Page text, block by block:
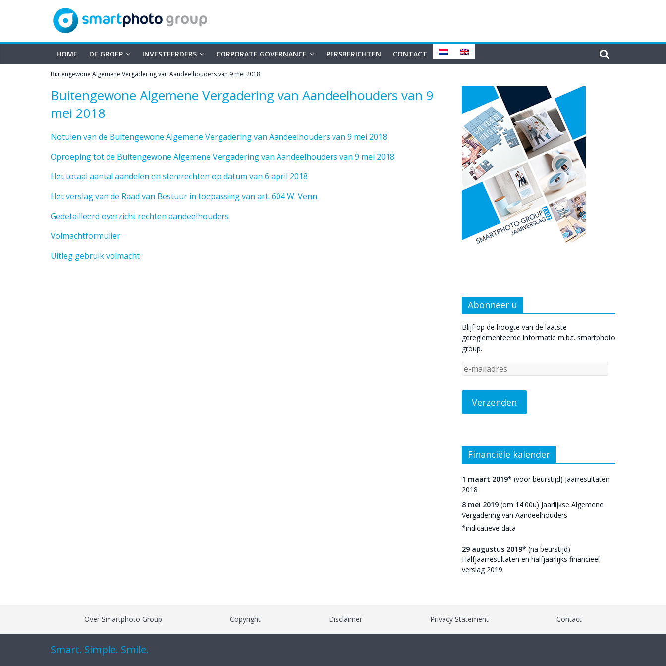
smartphoto
group
HOME DE GROEP INVESTEERDERS CORPORATE GOVERNANCE PERSBERICHTEN CONTACT
Buitengewone Algemene Vergadering van Aandeelhouders van 9 mei 2018
Buitengewone Algemene Vergadering van Aandeelhouders van 9
mei 2018
Notulen van de Buitengewone Algemene Vergadering van Aandeelhouders van 9 mei 2018
Oproeping tot de Buitengewone Algemene Vergadering van Aandeelhouders van 9 mei 2018
Het totaal aantal aandelen en stemrechten op datum van 6 april 2018
Het verslag van de Raad van Bestuur in toepassing van art. 604 W. Venn.
Gedetailleerd overzicht rechten aandeelhouders
Volmachtformulier
Uitleg gebruik volmacht
Abonneer u
Blijf op de hoogte van de laatste
gereglementeerde informatie m.b.t. smartphoto
group.
Financiële kalender
1 maart 2019* (voor beurstijd) Jaarresultaten
2018
8 mei 2019 (om 14.00u) Jaarlijkse Algemene
Vergadering van Aandeelhouders
*indicatieve data
29 augustus 2019* (na beurstijd)
Halfjaarresultaten en halfjaarlijks financieel
verslag 2019
Over Smartphoto Group Copyright Disclaimer Privacy Statement Contact
Smart. Simple. Smile.